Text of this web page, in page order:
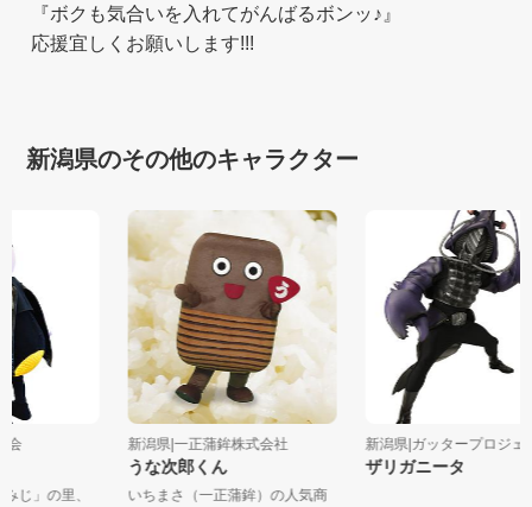
『ボクも気合いを入れてがんばるボンッ♪』
応援宜しくお願いします!!!
新潟県のその他のキャラクター
会
みじ」の里、
新潟県|一正蒲鉾株式会社
うな次郎くん
いちまさ（一正蒲鉾）の人気商
新潟県|ガッタープロジ
ザリガニータ